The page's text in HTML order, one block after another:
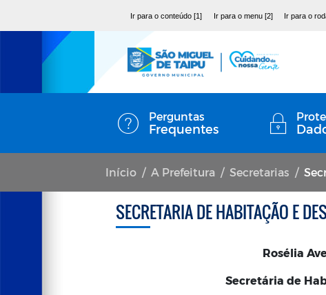
Ir para o conteúdo [1] Ir para o menu [2] Ir para o
Perguntas
Frequentes
Início A Prefeitura Secretarias
SECRETARIA DE HABITAÇÃO E
Rosélia
Secretária de